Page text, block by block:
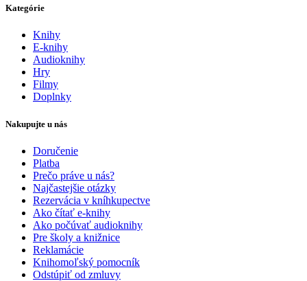
Kategórie
Knihy
E-knihy
Audioknihy
Hry
Filmy
Doplnky
Nakupujte u nás
Doručenie
Platba
Prečo práve u nás?
Najčastejšie otázky
Rezervácia v kníhkupectve
Ako čítať e-knihy
Ako počúvať audioknihy
Pre školy a knižnice
Reklamácie
Knihomoľský pomocník
Odstúpiť od zmluvy